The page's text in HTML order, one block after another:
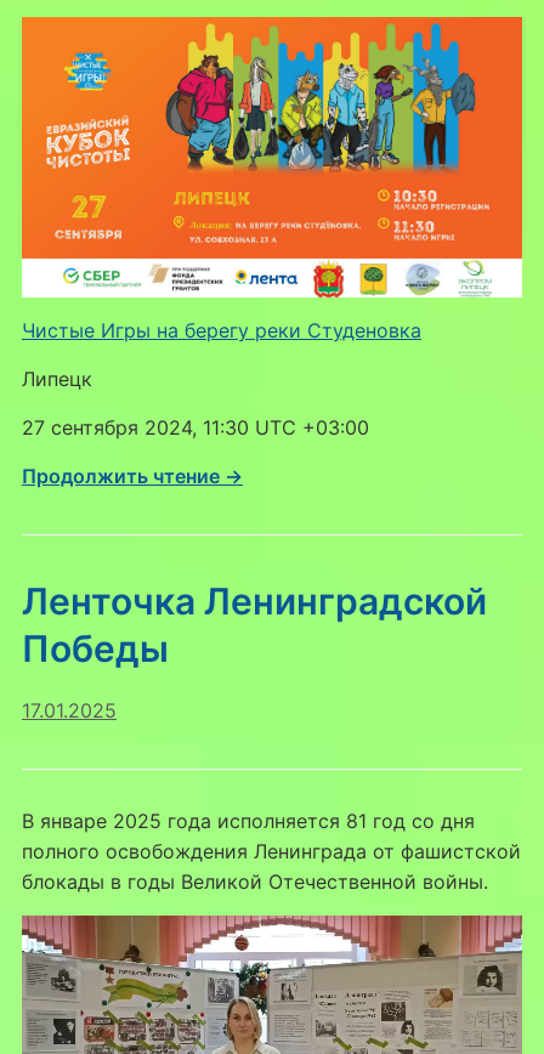
Чистые Игры на берегу реки Студеновка
Липецк
27 сентября 2024, 11:30 UTC +03:00
Продолжить чтение →
Ленточка Ленинградской
Победы
17.01.2025
В январе 2025 года исполняется 81 год со дня
полного освобождения Ленинграда от фашистской
блокады в годы Великой Отечественной войны.